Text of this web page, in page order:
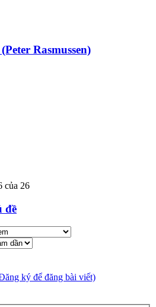
Rasmussen)
của 26
đề
ký để đăng bài viết)